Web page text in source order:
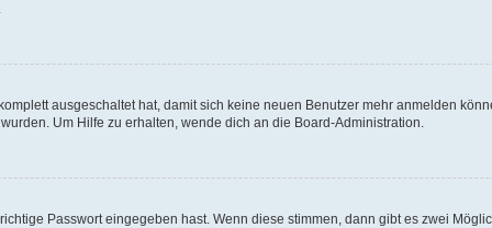
ausgeschaltet hat, damit sich keine neuen Benutzer mehr anmelden
Um Hilfe zu erhalten, wende dich an die Board-Administration.
Passwort eingegeben hast. Wenn diese stimmen, dann gibt es zwei